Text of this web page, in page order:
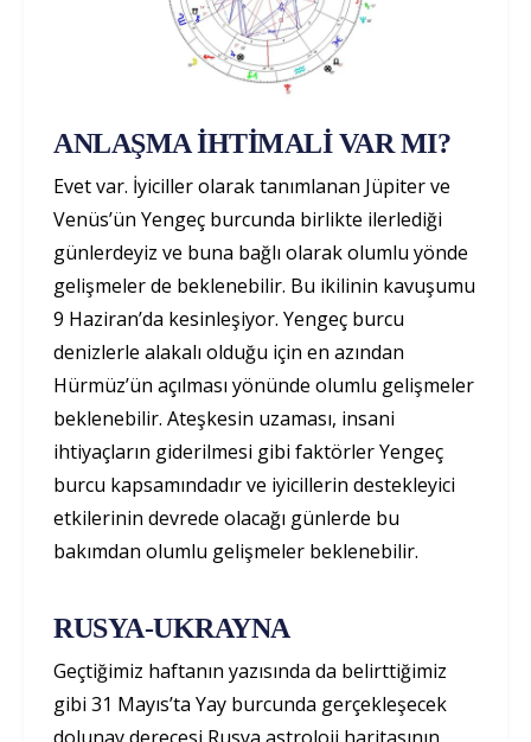
ANLAŞMA İHTİMALİ VAR MI?
Evet var. İyiciller olarak tanımlanan Jüpiter ve
Venüs’ün Yengeç burcunda birlikte ilerlediği
günlerdeyiz ve buna bağlı olarak olumlu yönde
gelişmeler de beklenebilir. Bu ikilinin kavuşumu
9 Haziran’da kesinleşiyor. Yengeç burcu
denizlerle alakalı olduğu için en azından
Hürmüz’ün açılması yönünde olumlu gelişmeler
beklenebilir. Ateşkesin uzaması, insani
ihtiyaçların giderilmesi gibi faktörler Yengeç
burcu kapsamındadır ve iyicillerin destekleyici
etkilerinin devrede olacağı günlerde bu
bakımdan olumlu gelişmeler beklenebilir.
RUSYA-UKRAYNA
Geçtiğimiz haftanın yazısında da belirttiğimiz
gibi 31 Mayıs’ta Yay burcunda gerçekleşecek